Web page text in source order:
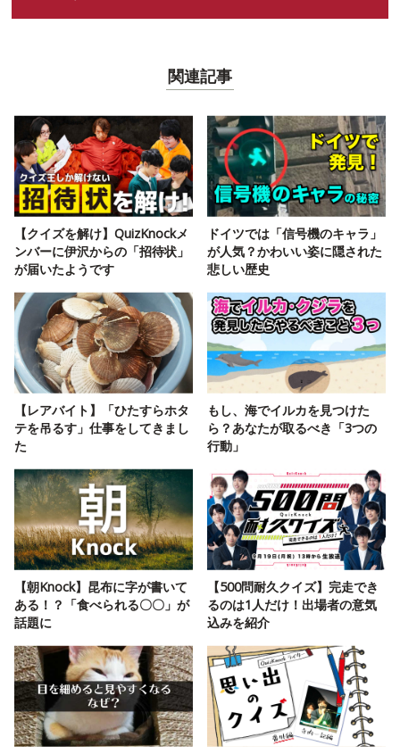
関連記事
【クイズを解け】QuizKnockメ
ンバーに伊沢からの「招待状」
が届いたようです
ドイツでは「信号機のキャラ」
が人気？かわいい姿に隠された
悲しい歴史
【レアバイト】「ひたすらホタ
テを吊るす」仕事をしてきまし
た
もし、海でイルカを見つけた
ら？あなたが取るべき「3つの
行動」
【朝Knock】昆布に字が書いて
ある！？「食べられる〇〇」が
話題に
【500問耐久クイズ】完走でき
るのは1人だけ！出場者の意気
込みを紹介